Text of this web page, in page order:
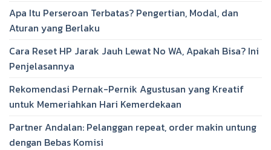
Apa Itu Perseroan Terbatas? Pengertian, Modal, dan
Aturan yang Berlaku
Cara Reset HP Jarak Jauh Lewat No WA, Apakah Bisa? Ini
Penjelasannya
Rekomendasi Pernak-Pernik Agustusan yang Kreatif
untuk Memeriahkan Hari Kemerdekaan
Partner Andalan: Pelanggan repeat, order makin untung
dengan Bebas Komisi